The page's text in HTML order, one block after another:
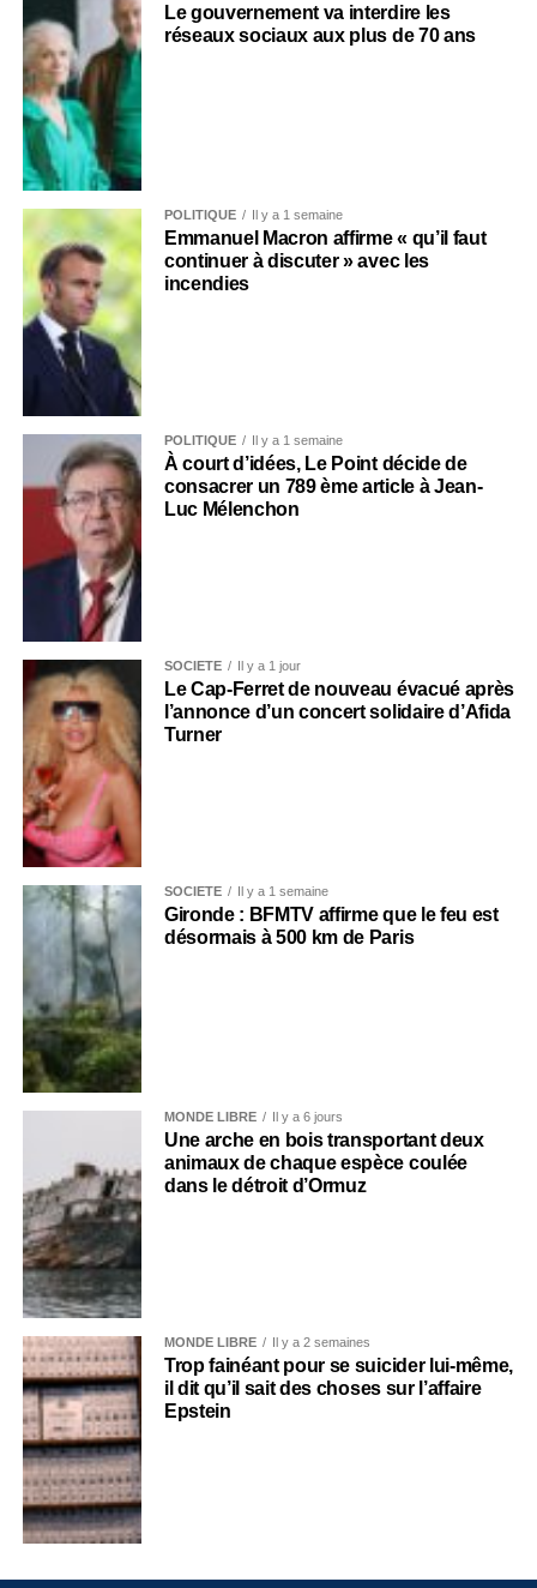
Le gouvernement va interdire les
réseaux sociaux aux plus de 70 ans
POLITIQUE Il y a 1 semaine
Emmanuel Macron affirme « qu’il faut
continuer à discuter » avec les
incendies
POLITIQUE Il y a 1 semaine
À court d’idées, Le Point décide de
consacrer un 789 ème article à Jean-
Luc Mélenchon
SOCIÉTÉ Il y a 1 jour
Le Cap-Ferret de nouveau évacué après
l’annonce d’un concert solidaire d’Afida
Turner
SOCIÉTÉ Il y a 1 semaine
Gironde : BFMTV affirme que le feu est
désormais à 500 km de Paris
MONDE LIBRE Il y a 6 jours
Une arche en bois transportant deux
animaux de chaque espèce coulée
dans le détroit d’Ormuz
MONDE LIBRE Il y a 2 semaines
Trop fainéant pour se suicider lui-même,
il dit qu’il sait des choses sur l’affaire
Epstein